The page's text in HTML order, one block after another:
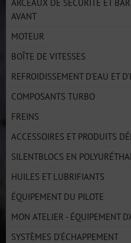
ARCEAUX DE SÉCURITÉ ET
AVANT
MOTEUR
BOÎTE DE VITESSES
REFROIDISSEMENT D'EAU ET
COMPOSANTS TURBO
FREINS
ACCESSOIRES ET PRODUITS
SILENTBLOCS EN
HUILES ET LUBRIFIANTS
ÉQUIPEMENT DU PILOTE
MON ATELIER - ÉQUIPEMENT
SYSTÈMES D'ÉCHAPPEMENT